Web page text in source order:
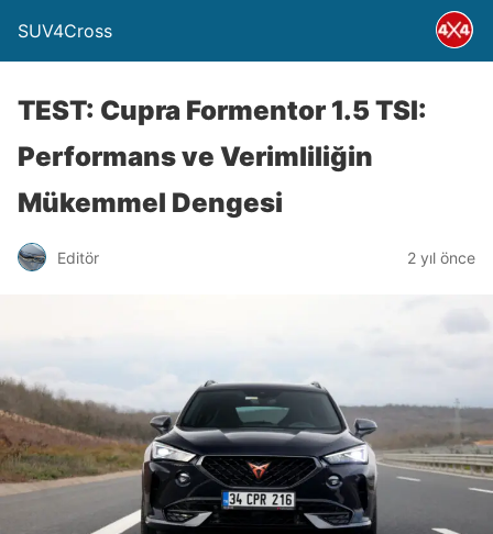
SUV4Cross
TEST: Cupra Formentor 1.5 TSI:
Performans ve Verimliliğin
Mükemmel Dengesi
Editör 2 yıl önce